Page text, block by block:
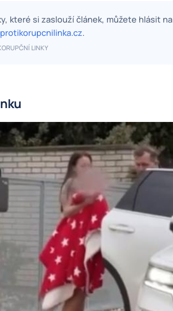
které si zaslouží článek, můžete hlásit na
protikorupcnilinka.cz.
LINKY